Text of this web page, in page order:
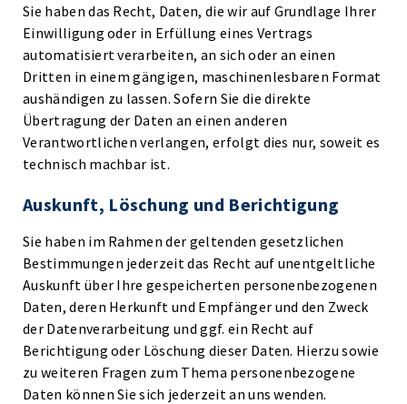
Sie haben das Recht, Daten, die wir auf Grundlage Ihrer
Einwilligung oder in Erfüllung eines Vertrags
automatisiert verarbeiten, an sich oder an einen
Dritten in einem gängigen, maschinenlesbaren Format
aushändigen zu lassen. Sofern Sie die direkte
Übertragung der Daten an einen anderen
Verantwortlichen verlangen, erfolgt dies nur, soweit es
technisch machbar ist.
Auskunft, Löschung und Berichtigung
Sie haben im Rahmen der geltenden gesetzlichen
Bestimmungen jederzeit das Recht auf unentgeltliche
Auskunft über Ihre gespeicherten personenbezogenen
Daten, deren Herkunft und Empfänger und den Zweck
der Datenverarbeitung und ggf. ein Recht auf
Berichtigung oder Löschung dieser Daten. Hierzu sowie
zu weiteren Fragen zum Thema personenbezogene
Daten können Sie sich jederzeit an uns wenden.